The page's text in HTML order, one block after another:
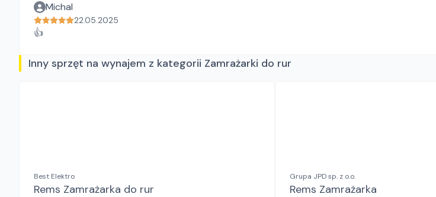
Michal
22.05.2025
👍
Inny sprzęt na wynajem z kategorii Zamrażarki do rur
Best Elektro
Rems Zamrażarka do rur
Grupa JPD sp. z o.o.
Rems Zamrażarka